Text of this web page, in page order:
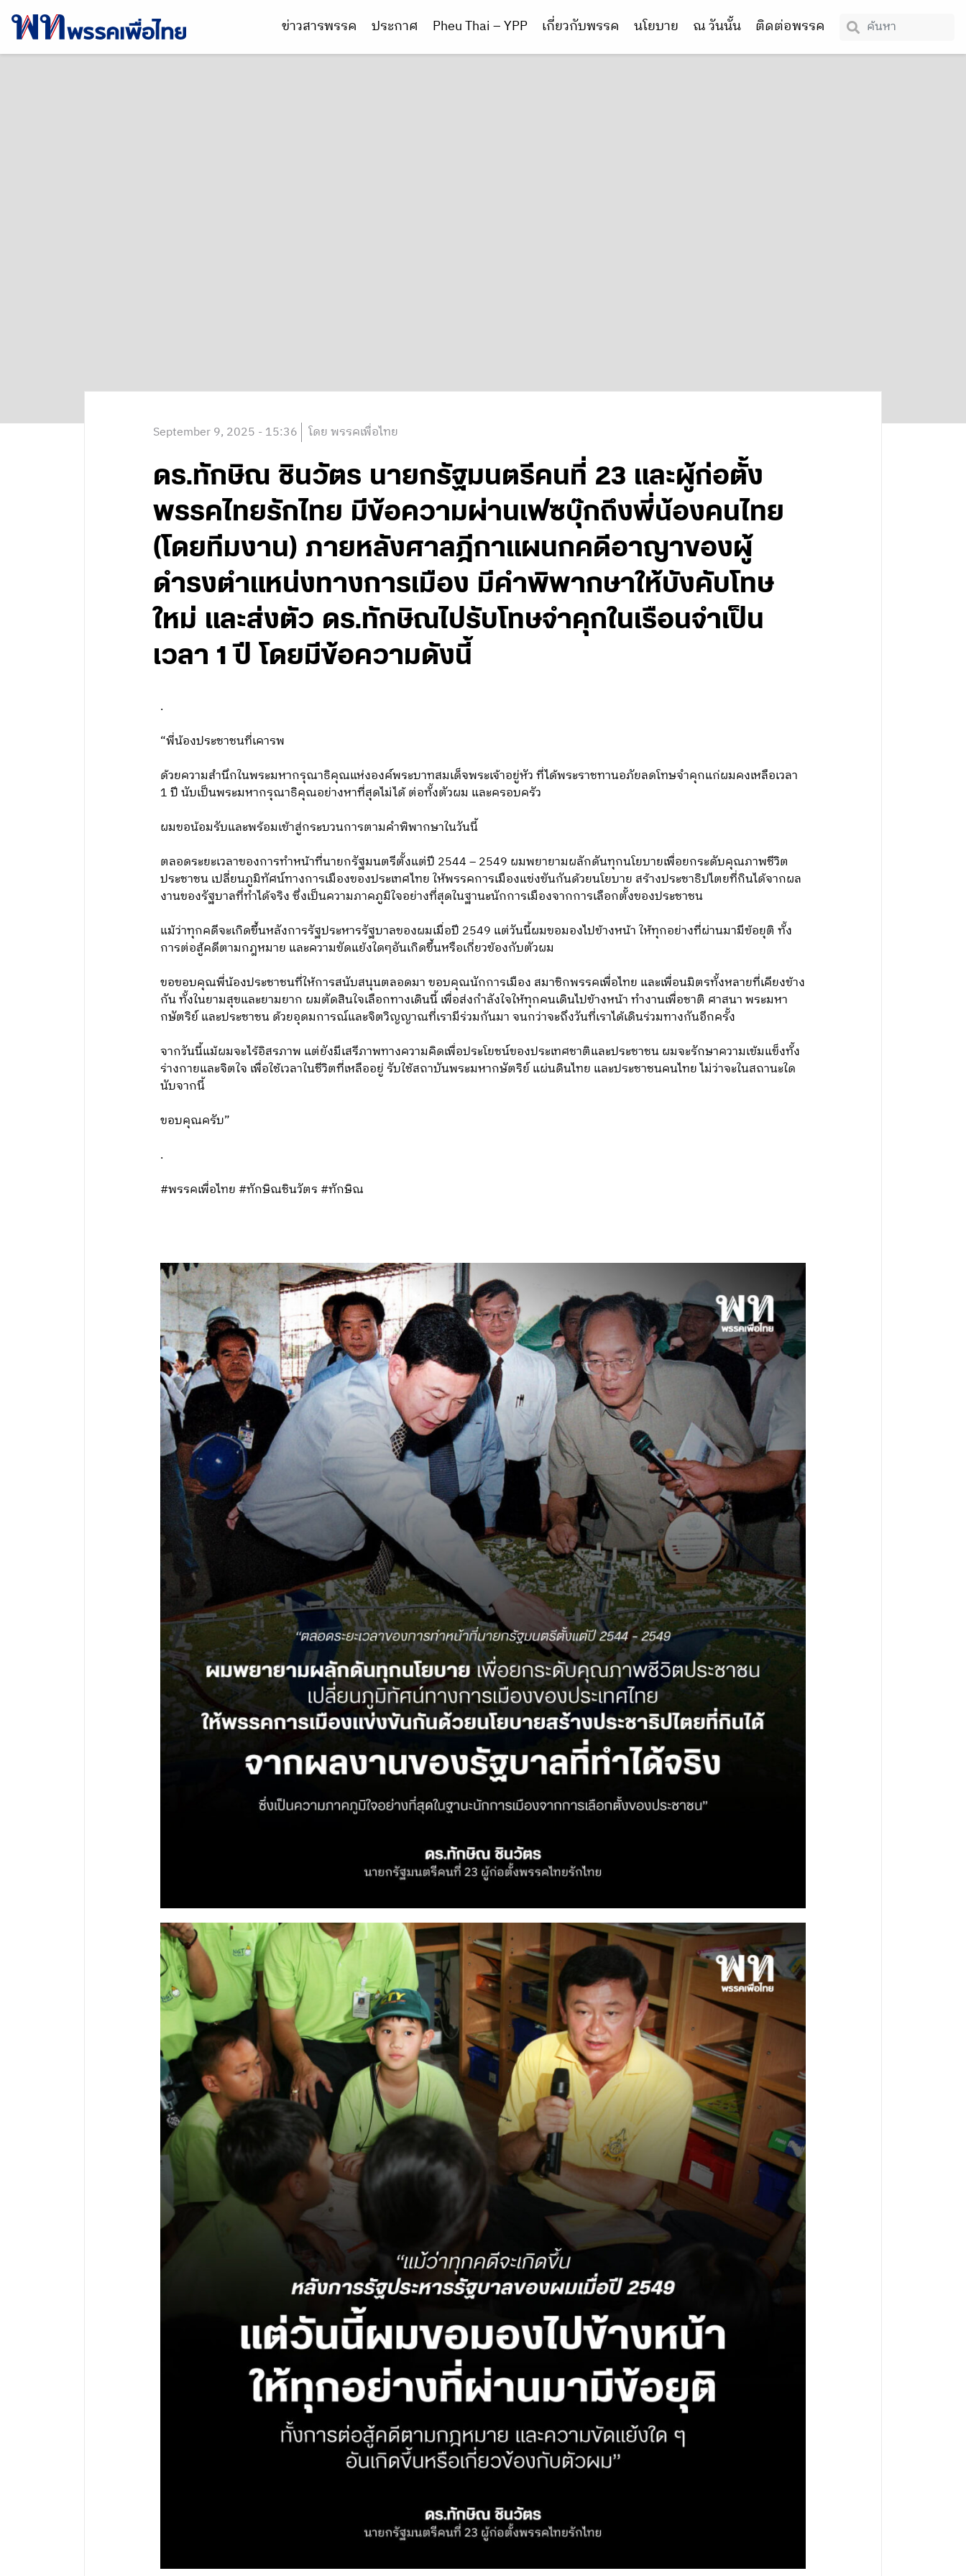
ข่าวสารพรรค ประกาศ Pheu Thai – YPP เกี่ยวกับพรรค นโยบาย ณ วันนั้น ติดต่อพรรค
September 9, 2025 - 15:36 โดย พรรคเพื่อไทย
ดร.ทักษิณ ชินวัตร นายกรัฐมนตรีคนที่ 23 และผู้ก่อตั้ง
พรรคไทยรักไทย มีข้อความผ่านเฟซบุ๊กถึงพี่น้องคนไทย
(โดยทีมงาน) ภายหลังศาลฎีกาแผนกคดีอาญาของผู้
ดำรงตำแหน่งทางการเมือง มีคำพิพากษาให้บังคับโทษ
ใหม่ และส่งตัว ดร.ทักษิณไปรับโทษจำคุกในเรือนจำเป็น
เวลา 1 ปี โดยมีข้อความดังนี้
.
“พี่น้องประชาชนที่เคารพ
ด้วยความสำนึกในพระมหากรุณาธิคุณแห่งองค์พระบาทสมเด็จพระเจ้าอยู่หัว ที่ได้พระราชทานอภัยลดโทษจำคุกแก่ผมคงเหลือเวลา
1 ปี นับเป็นพระมหากรุณาธิคุณอย่างหาที่สุดไม่ได้ ต่อทั้งตัวผม และครอบครัว
ผมขอน้อมรับและพร้อมเข้าสู่กระบวนการตามคำพิพากษาในวันนี้
ตลอดระยะเวลาของการทำหน้าที่นายกรัฐมนตรีตั้งแต่ปี 2544 – 2549 ผมพยายามผลักดันทุกนโยบายเพื่อยกระดับคุณภาพชีวิต
ประชาชน เปลี่ยนภูมิทัศน์ทางการเมืองของประเทศไทย ให้พรรคการเมืองแข่งขันกันด้วยนโยบาย สร้างประชาธิปไตยที่กินได้จากผล
งานของรัฐบาลที่ทำได้จริง ซึ่งเป็นความภาคภูมิใจอย่างที่สุดในฐานะนักการเมืองจากการเลือกตั้งของประชาชน
แม้ว่าทุกคดีจะเกิดขึ้นหลังการรัฐประหารรัฐบาลของผมเมื่อปี 2549 แต่วันนี้ผมขอมองไปข้างหน้า ให้ทุกอย่างที่ผ่านมามีข้อยุติ ทั้ง
การต่อสู้คดีตามกฎหมาย และความขัดแย้งใดๆอันเกิดขึ้นหรือเกี่ยวข้องกับตัวผม
ขอขอบคุณพี่น้องประชาชนที่ให้การสนับสนุนตลอดมา ขอบคุณนักการเมือง สมาชิกพรรคเพื่อไทย และเพื่อนมิตรทั้งหลายที่เคียงข้าง
กัน ทั้งในยามสุขและยามยาก ผมตัดสินใจเลือกทางเดินนี้ เพื่อส่งกำลังใจให้ทุกคนเดินไปข้างหน้า ทำงานเพื่อชาติ ศาสนา พระมหา
กษัตริย์ และประชาชน ด้วยอุดมการณ์และจิตวิญญาณที่เรามีร่วมกันมา จนกว่าจะถึงวันที่เราได้เดินร่วมทางกันอีกครั้ง
จากวันนี้แม้ผมจะไร้อิสรภาพ แต่ยังมีเสรีภาพทางความคิดเพื่อประโยชน์ของประเทศชาติและประชาชน ผมจะรักษาความเข้มแข็งทั้ง
ร่างกายและจิตใจ เพื่อใช้เวลาในชีวิตที่เหลืออยู่ รับใช้สถาบันพระมหากษัตริย์ แผ่นดินไทย และประชาชนคนไทย ไม่ว่าจะในสถานะใด
นับจากนี้
ขอบคุณครับ”
.
#พรรคเพื่อไทย #ทักษิณชินวัตร #ทักษิณ